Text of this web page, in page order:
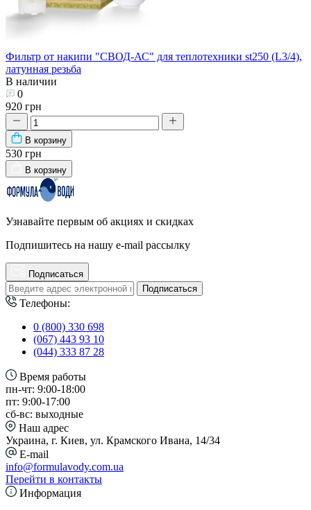
Фильтр от накипи "СВОД-АС" для теплотехники st250 (L3/4),
латунная резьба
В наличии
0
920 грн
В корзину
530 грн
В корзину
Узнавайте первым об акциях и скидках
Подпишитесь на нашу e-mail рассылку
Подписаться
Подписаться
Телефоны:
0 (800) 330 698
(067) 443 93 10
(044) 333 87 28
Время работы
пн-чт: 9:00-18:00
пт: 9:00-17:00
сб-вс: выходные
Наш адрес
Украина, г. Киев, ул. Крамского Ивана, 14/34
E-mail
info@formulavody.com.ua
Перейти в контакты
Информация